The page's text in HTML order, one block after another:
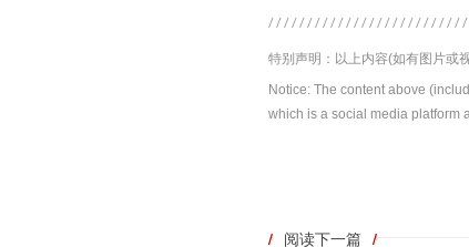
特别声明：以上内容(如有图片或
Notice: The content above
which is a social media platform
/ 阅读下一篇 /